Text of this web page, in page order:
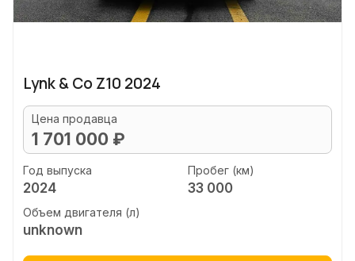
Lynk & Co Z10 2024
Цена продавца
1 701 000 ₽
Год выпуска
2024
Пробег (км)
33 000
Объем двигателя (л)
unknown